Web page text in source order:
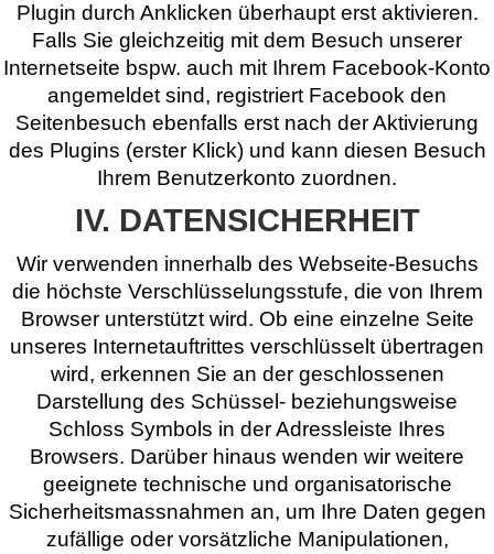
Plugin durch Anklicken überhaupt erst aktivieren.
Falls Sie gleichzeitig mit dem Besuch unserer
Internetseite bspw. auch mit Ihrem Facebook-Konto
angemeldet sind, registriert Facebook den
Seitenbesuch ebenfalls erst nach der Aktivierung
des Plugins (erster Klick) und kann diesen Besuch
Ihrem Benutzerkonto zuordnen.
IV. DATENSICHERHEIT
Wir verwenden innerhalb des Webseite-Besuchs
die höchste Verschlüsselungsstufe, die von Ihrem
Browser unterstützt wird. Ob eine einzelne Seite
unseres Internetauftrittes verschlüsselt übertragen
wird, erkennen Sie an der geschlossenen
Darstellung des Schüssel- beziehungsweise
Schloss Symbols in der Adressleiste Ihres
Browsers. Darüber hinaus wenden wir weitere
geeignete technische und organisatorische
Sicherheitsmassnahmen an, um Ihre Daten gegen
zufällige oder vorsätzliche Manipulationen,